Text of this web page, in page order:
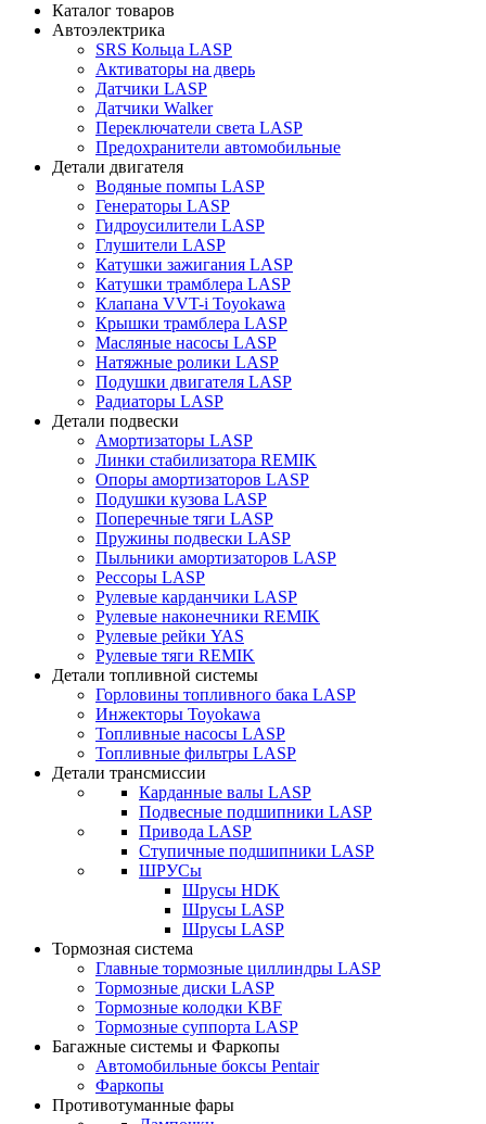
Каталог товаров
Автоэлектрика
SRS Кольца LASP
Активаторы на дверь
Датчики LASP
Датчики Walker
Переключатели света LASP
Предохранители автомобильные
Детали двигателя
Водяные помпы LASP
Генераторы LASP
Гидроусилители LASP
Глушители LASP
Катушки зажигания LASP
Катушки трамблера LASP
Клапана VVT-i Toyokawa
Крышки трамблера LASP
Масляные насосы LASP
Натяжные ролики LASP
Подушки двигателя LASP
Радиаторы LASP
Детали подвески
Амортизаторы LASP
Линки стабилизатора REMIK
Опоры амортизаторов LASP
Подушки кузова LASP
Поперечные тяги LASP
Пружины подвески LASP
Пыльники амортизаторов LASP
Рессоры LASP
Рулевые карданчики LASP
Рулевые наконечники REMIK
Рулевые рейки YAS
Рулевые тяги REMIK
Детали топливной системы
Горловины топливного бака LASP
Инжекторы Toyokawa
Топливные насосы LASP
Топливные фильтры LASP
Детали трансмиссии
Карданные валы LASP
Подвесные подшипники LASP
Привода LASP
Ступичные подшипники LASP
ШРУСы
Шрусы HDK
Шрусы LASP
Шрусы LASP
Тормозная система
Главные тормозные циллиндры LASP
Тормозные диски LASP
Тормозные колодки KBF
Тормозные суппорта LASP
Багажные системы и Фаркопы
Автомобильные боксы Pentair
Фаркопы
Противотуманные фары